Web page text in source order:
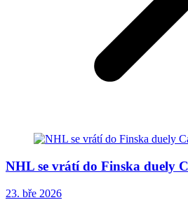
NHL se vrátí do Finska duely
23. bře 2026